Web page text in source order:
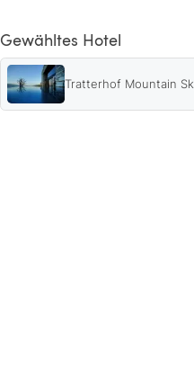
Gewähltes Hotel
Tratterhof Mountain